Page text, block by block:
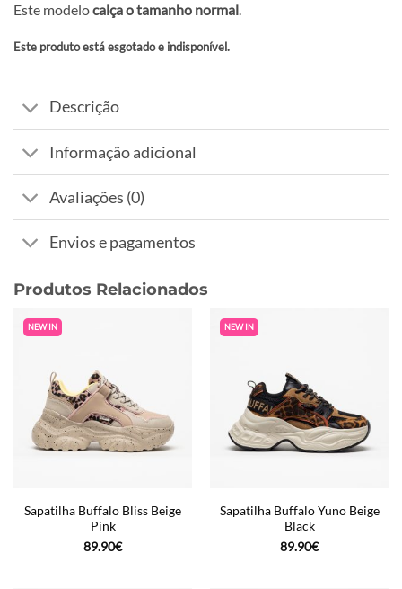
Este modelocalça o tamanho normal.
Este produto está esgotado e indisponível.
Alternative:
Descrição
Informação adicional
Avaliações (0)
Envios e pagamentos
Produtos Relacionados
NEW IN
Sapatilha Buffalo Bliss Beige
Pink
89.90€
NEW IN
Sapatilha Buffalo Yuno Beige
Black
89.90€